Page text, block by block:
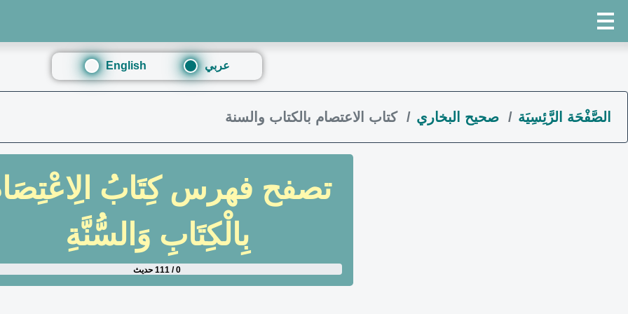
English عربي
الصَّفْحَة الرَّئِسِيَة صحيح البخاري كتاب الاعتصام بالكتاب والسنة
تصفح فهرسكِتَابُ
بِالْكِتَابِ وَالسُّنَّةِ
0 / 111 حديث